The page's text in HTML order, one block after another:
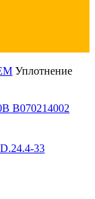
Уплотнение
B070214002
33